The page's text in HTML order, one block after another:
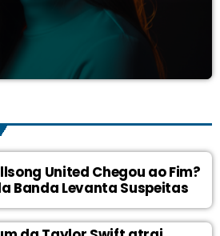
United Chegou ao Fim?
Banda Levanta Suspeitas